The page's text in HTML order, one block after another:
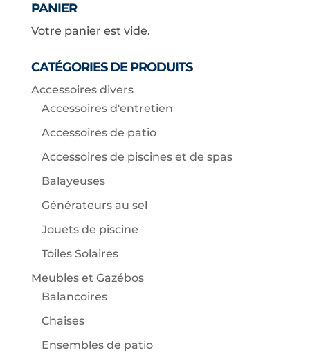
PANIER
Votre panier est vide.
CATÉGORIES DE PRODUITS
Accessoires divers
Accessoires d'entretien
Accessoires de patio
Accessoires de piscines et de spas
Balayeuses
Générateurs au sel
Jouets de piscine
Toiles Solaires
Meubles et Gazébos
Balancoires
Chaises
Ensembles de patio